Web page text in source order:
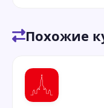
Похожие